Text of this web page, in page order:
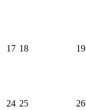
17 18 19
24 25 26